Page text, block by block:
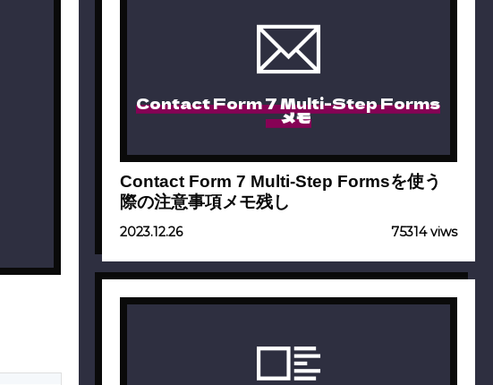
Contact Form 7 Multi-Step Forms
メモ
Contact Form 7 Multi-Step Formsを使う
際の注意事項メモ残し
2023.12.26 75314 viws